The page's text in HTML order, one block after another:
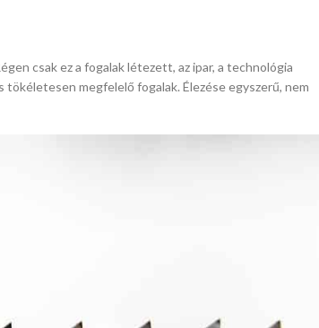
csak ez a fogalak létezett, az ipar, a technológia
megfelelő fogalak. Élezése egyszerű, nem